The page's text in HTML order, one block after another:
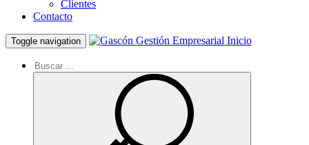
Clientes
Contacto
Toggle navigation Inicio